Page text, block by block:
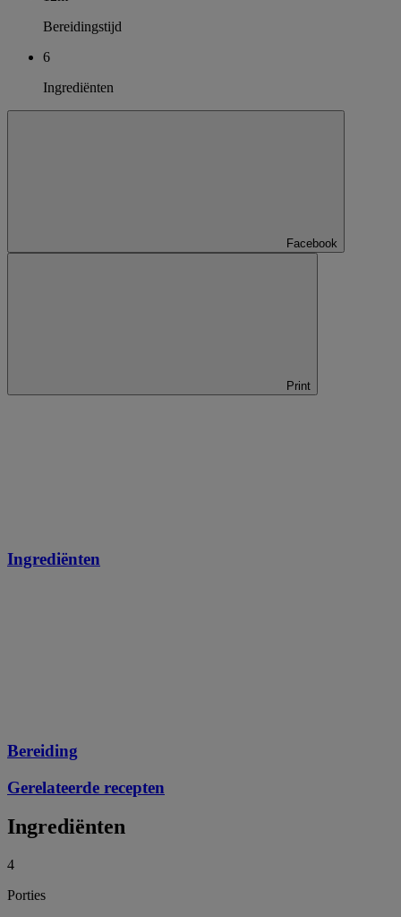
Bereidingstijd
6
Ingrediënten
Facebook
Print
Ingrediënten
Bereiding
Gerelateerde recepten
Ingrediënten
4
Porties